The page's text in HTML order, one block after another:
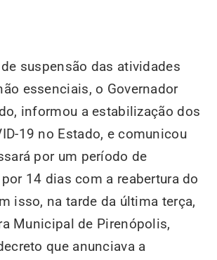
suspensão das atividades
essenciais, o Governador
informou a estabilização dos
19 no Estado, e comunicou
por um período de
14 dias com a reabertura do
isso, na tarde da última terça,
Municipal de Pirenópolis,
que anunciava a